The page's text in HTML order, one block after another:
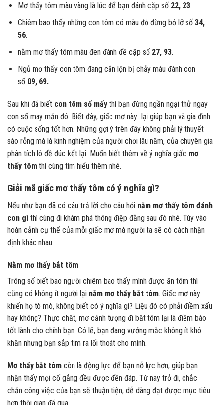
Mơ thấy tôm màu vàng là lúc để bạn đánh cặp số 22, 23.
Chiêm bao thấy những con tôm có màu đỏ đừng bỏ lỡ số 34,
56.
nằm mơ thấy tôm màu đen đánh đề cặp số 27, 93.
Ngủ mơ thấy con tôm đang cắn lộn bị chảy máu đánh con
số 09, 69.
Sau khi đã biết con tôm số mấy thì bạn đừng ngần ngại thử ngay
con số may mắn đó. Biết đây, giấc mơ này lại giúp bạn và gia đình
có cuộc sống tốt hơn. Những gợi ý trên đây không phải lý thuyết
sáo rỗng mà là kinh nghiệm của người chơi lâu năm, của chuyên gia
phân tích lô đề đúc kết lại. Muốn biết thêm về ý nghĩa giấc mơ
thấy tôm thì cùng tìm hiểu thêm nhé.
Giải mã giấc mơ thấy tôm có ý nghĩa gì?
Nếu như bạn đã có câu trả lời cho câu hỏi nằm mơ thấy tôm đánh
con gì thì cùng đi khám phá thông điệp đằng sau đó nhé. Tùy vào
hoàn cảnh cụ thể của mỗi giấc mơ mà người ta sẽ có cách nhận
định khác nhau.
Nằm mơ thấy bắt tôm
Trông số biết bao người chiêm bao thấy mình được ăn tôm thì
cũng có không ít người lại nằm mơ thấy bắt tôm. Giấc mơ này
khiến họ tò mò, không biết có ý nghĩa gì? Liệu đó có phải điềm xấu
hay không? Thực chất, mơ cảnh tượng đi bắt tôm lại là điềm báo
tốt lành cho chính bạn. Có lẽ, bạn đang vướng mắc không ít khó
khăn nhưng bạn sắp tìm ra lối thoát cho mình.
Mơ thấy bắt tôm còn là động lực để bạn nỗ lực hơn, giúp bạn
nhận thấy mọi cố gắng đều được đền đáp. Từ nay trở đi, chắc
chắn công việc của bạn sẽ thuận tiện, dễ dàng đạt được mục tiêu
hơn thời gian đã qua.